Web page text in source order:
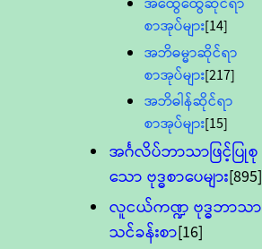
စာအုပ်များ[14]
အဘိဓမ္မာဆိုင်ရာ
စာအုပ်များ[217]
အဘိဓါန်ဆိုင်ရာ
စာအုပ်များ[15]
အင်္ဂလိပ်ဘာသာဖြင့်ပြုစု
သော ဗုဒ္ဓစာပေများ[895]
လူငယ်ကဏ္ဍ ဗုဒ္ဓဘာသာ
သင်ခန်းစာ[16]